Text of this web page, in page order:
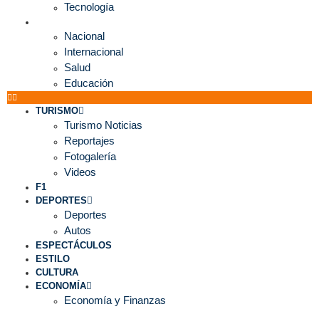
Tecnología
Nacional
Internacional
Salud
Educación
TURISMO
Turismo Noticias
Reportajes
Fotogalería
Videos
F1
DEPORTES
Deportes
Autos
ESPECTÁCULOS
ESTILO
CULTURA
ECONOMÍA
Economía y Finanzas